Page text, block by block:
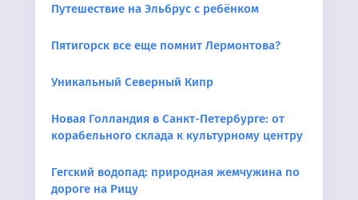
Путешествие на Эльбрус с ребёнком
Пятигорск все еще помнит Лермонтова?
Уникальный Северный Кипр
Новая Голландия в Санкт-Петербурге: от
корабельного склада к культурному центру
Гегский водопад: природная жемчужина по
дороге на Рицу